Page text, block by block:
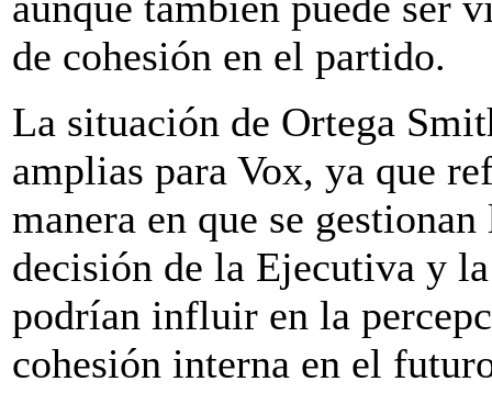
de cohesión en el partido.
La situación de Ortega
amplias para Vox, ya que
manera en que se
decisión de la Ejecutiva y
podrían influir en la
cohesión interna en el